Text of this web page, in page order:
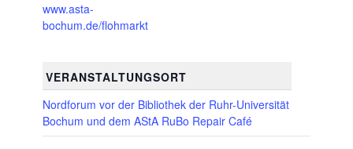
www.asta-
bochum.de/flohmarkt
VERANSTALTUNGSORT
Nordforum vor der Bibliothek der Ruhr-Universität
Bochum und dem AStA RuBo Repair Café